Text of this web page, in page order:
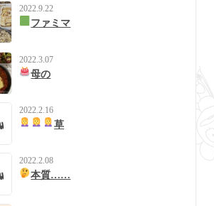
2022.9.22
ファミマ
2022.3.07
母の
2022.2.16
草
2022.2.08
本質……